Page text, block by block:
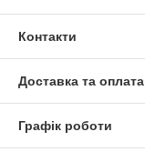
Контакти
Доставка та оплата
Графік роботи